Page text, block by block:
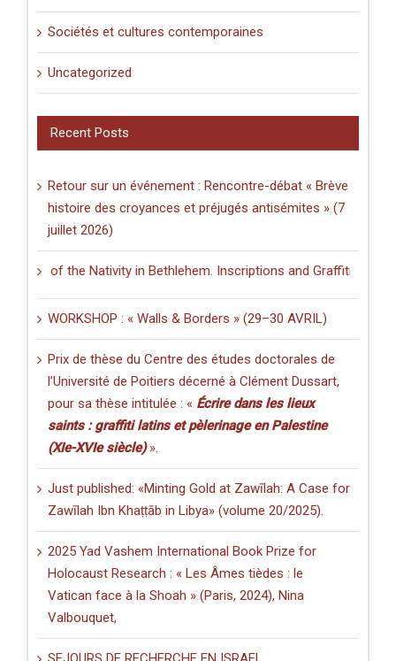
Sociétés et cultures contemporaines
Uncategorized
Recent Posts
Retour sur un événement : Rencontre-débat « Brève
histoire des croyances et préjugés antisémites » (7
juillet 2026)
of the Nativity in Bethlehem. Inscriptions and Graffiti in a
WORKSHOP : « Walls & Borders » (29–30 AVRIL)
Prix de thèse du Centre des études doctorales de
l’Université de Poitiers décerné à Clément Dussart,
pour sa thèse intitulée : « Écrire dans les lieux
saints : graffiti latins et pèlerinage en Palestine
(XIe-XVIe siècle)».
Just published: «Minting Gold at Zawīlah: A Case for
Zawīlah Ibn Khaṭṭāb in Libya» (volume 20/2025).
2025 Yad Vashem International Book Prize for
Holocaust Research : « Les Âmes tièdes : le
Vatican face à la Shoah » (Paris, 2024), Nina
Valbouquet,